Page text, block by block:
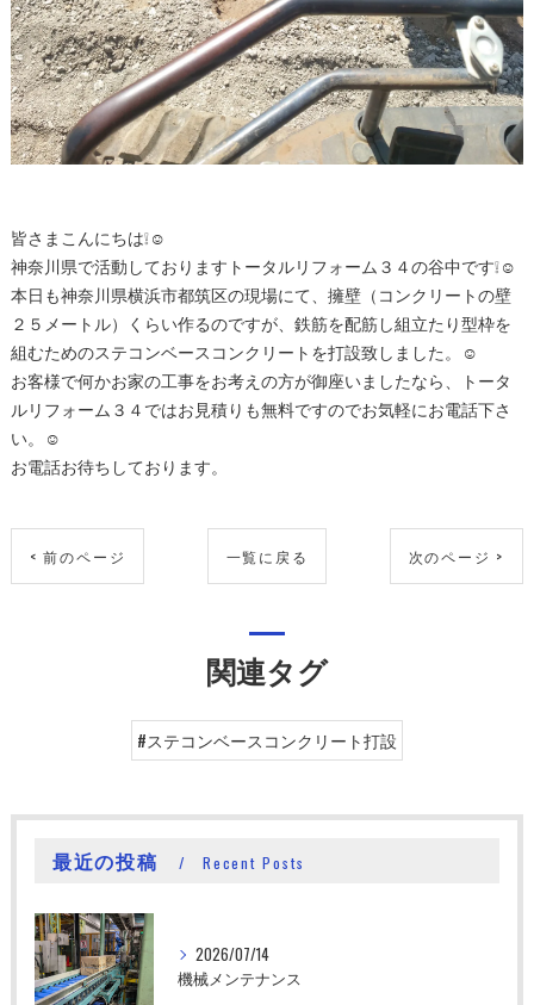
皆さまこんにちは❕☺
神奈川県で活動しておりますトータルリフォーム３４の谷中です❕☺
本日も神奈川県横浜市都筑区の現場にて、擁壁（コンクリートの壁
２５メートル）くらい作るのですが、鉄筋を配筋し組立たり型枠を
組むためのステコンベースコンクリートを打設致しました。☺
お客様で何かお家の工事をお考えの方が御座いましたなら、トータ
ルリフォーム３４ではお見積りも無料ですのでお気軽にお電話下さ
い。☺
お電話お待ちしております。
< 前のページ 一覧に戻る 次のページ >
関連タグ
#ステコンベースコンクリート打設
最近の投稿 Recent Posts
2026/07/14
機械メンテナンス